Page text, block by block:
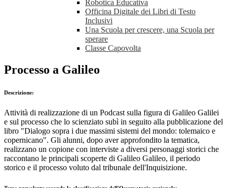
Robotica Educativa
Officina Digitale dei Libri di Testo
Inclusivi
Una Scuola per crescere, una Scuola per
sperare
Classe Capovolta
Processo a Galileo
Descrizione:
Attività di realizzazione di un Podcast sulla figura di Galileo Galilei
e sul processo che lo scienziato subì in seguito alla pubblicazione del
libro "Dialogo sopra i due massimi sistemi del mondo: tolemaico e
copernicano". Gli alunni, dopo aver approfondito la tematica,
realizzano un copione con interviste a diversi personaggi storici che
raccontano le principali scoperte di Galileo Galileo, il periodo
storico e il processo voluto dal tribunale dell'Inquisizione.